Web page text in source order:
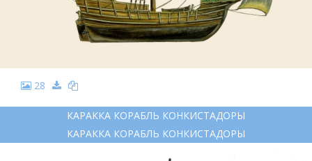
28
КАРАККА КОРАБЛЬ КОНКИСТАДОРЫ
КАРАККА КОРАБЛЬ КОНКИСТАДОРЫ